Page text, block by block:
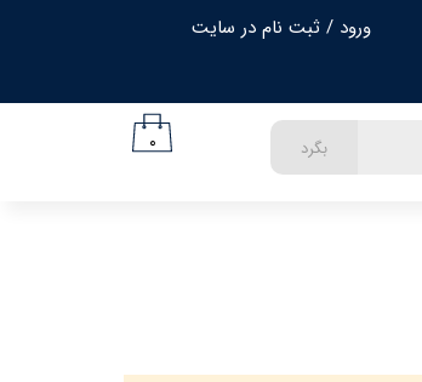
ورود / ثبت نام در سایت
تغییر گذر واژه
۰ بگرد